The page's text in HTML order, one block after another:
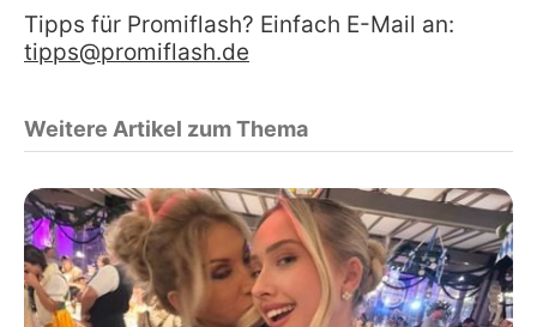
Tipps für Promiflash? Einfach E-Mail an:
tipps@promiflash.de
Weitere Artikel zum Thema